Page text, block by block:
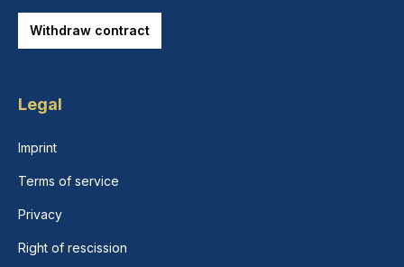
Withdraw contract
Legal
Imprint
Terms of service
Privacy
Right of rescission